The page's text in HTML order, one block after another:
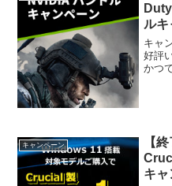
ルキ
キャ
好評
かつ
キャンペーン
【
キャ